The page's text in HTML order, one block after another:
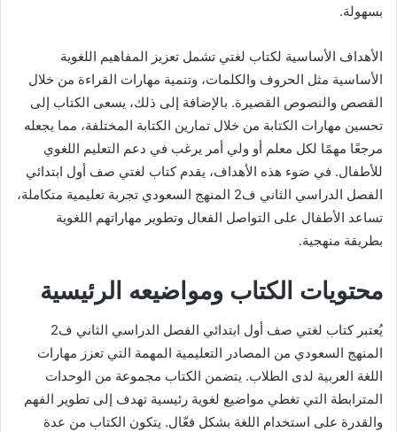
بسهولة.
الأهداف الأساسية لكتاب لغتي تشمل تعزيز المفاهيم اللغوية
الأساسية مثل الحروف والكلمات، وتنمية مهارات القراءة من خلال
القصص والنصوص القصيرة. بالإضافة إلى ذلك، يسعى الكتاب إلى
تحسين مهارات الكتابة من خلال تمارين الكتابة المختلفة، مما يجعله
مرجعًا مهمًا لكل معلم أو ولي أمر يرغب في دعم التعليم اللغوي
للأطفال. في ضوء هذه الأهداف، يقدم كتاب لغتي صف أول ابتدائي
الفصل الدراسي الثاني ف2 المنهج السعودي تجربة تعليمية متكاملة،
تساعد الأطفال على التواصل الفعال وتطوير مهاراتهم اللغوية
بطريقة منهجية.
محتويات الكتاب ومواضيعه الرئيسية
يُعتبر كتاب لغتي صف أول ابتدائي الفصل الدراسي الثاني ف2
المنهج السعودي من المصادر التعليمية المهمة التي تعزز مهارات
اللغة العربية لدى الطلاب. يتضمن الكتاب مجموعة من الوحدات
المترابطة التي تغطي مواضيع لغوية رئيسية تهدف إلى تطوير الفهم
والقدرة على استخدام اللغة بشكل فعّال. يتكون الكتاب من عدة